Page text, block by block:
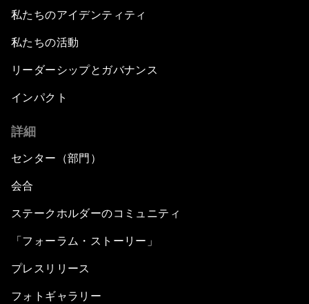
私たちのアイデンティティ
私たちの活動
リーダーシップとガバナンス
インパクト
詳細
センター（部門）
会合
ステークホルダーのコミュニティ
「フォーラム・ストーリー」
プレスリリース
フォトギャラリー